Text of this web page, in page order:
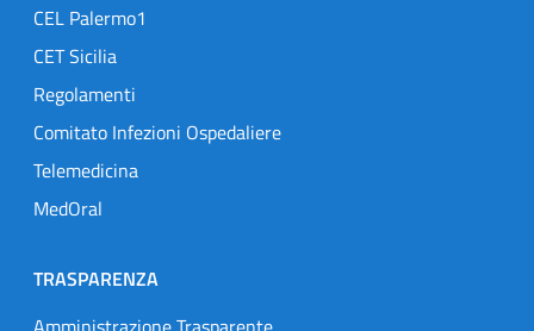
CEL Palermo1
CET Sicilia
Regolamenti
Comitato Infezioni Ospedaliere
Telemedicina
MedOral
TRASPARENZA